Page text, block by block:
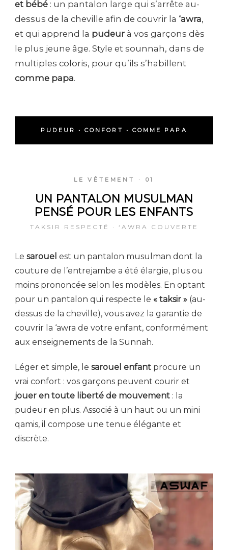
et bébé : un pantalon large qui s’arrête au-
dessus de la cheville afin de couvrir la ‘awra,
et qui apprend la pudeur à vos garçons dès
le plus jeune âge. Style et sounnah, dans de
multiples coloris, pour qu’ils s’habillent
comme papa.
PUDEUR • CONFORT • COMME PAPA
LE VÊTEMENT · 01
UN PANTALON MUSULMAN
PENSÉ POUR LES ENFANTS
TAKSIR RESPECTÉ · ‘AWRA COUVERTE
Le sarouel est un pantalon musulman dont la
couture de l’entrejambe a été élargie, plus ou
moins prononcée selon les modèles. En optant
pour un pantalon qui respecte le « taksir » (au-
dessus de la cheville), vous avez la garantie de
couvrir la ‘awra de votre enfant, conformément
aux enseignements de la Sunnah.
Léger et simple, le sarouel enfant procure un
vrai confort : vos garçons peuvent courir et
jouer en toute liberté de mouvement : la
pudeur en plus. Associé à un haut ou un mini
qamis, il compose une tenue élégante et
discrète.